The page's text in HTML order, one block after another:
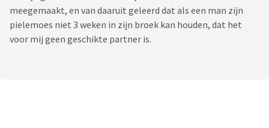
meegemaakt, en van daaruit geleerd dat als een man zijn
pielemoes niet 3 weken in zijn broek kan houden, dat het
voor mij geen geschikte partner is.